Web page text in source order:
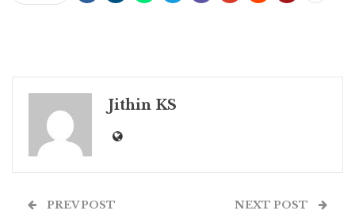
Jithin KS
PREV POST NEXT POST